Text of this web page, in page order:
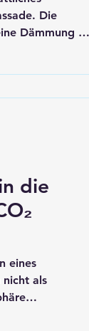
Die
Dämmung –
und
die
eines
als